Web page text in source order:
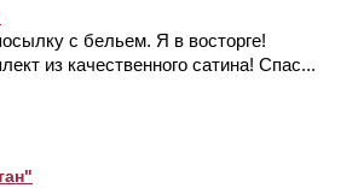
с бельем. Я в восторге!
из качественного сатина! Спас...